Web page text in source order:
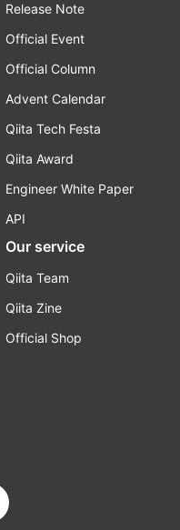
Release Note
Official Event
Official Column
Advent Calendar
Qiita Tech Festa
Qiita Award
Engineer White Paper
API
Our service
Qiita Team
Qiita Zine
Official Shop